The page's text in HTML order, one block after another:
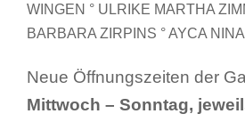
WINGEN ° ULRIKE MARTHA
BARBARA ZIRPINS ° AYCA
Neue Öffnungszeiten der
Mittwoch – Sonntag,